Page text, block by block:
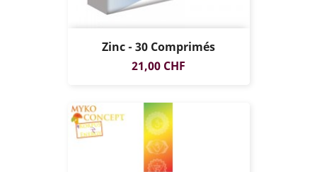
Zinc - 30 Comprimés
Prix
21,00 CHF